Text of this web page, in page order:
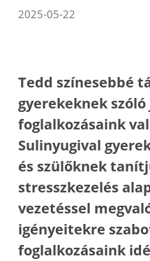
2025-05-22
Tedd színesebbé
gyerekeknek
foglalkozásaink
Sulinyugival
és szülőknek
stresszkezelés
vezetéssel
igényeitekre
foglalkozásaink